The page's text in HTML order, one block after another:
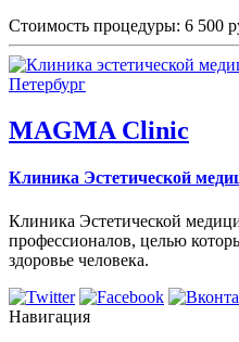
Стоимость процедуры: 6 500
MAGMA Clinic
Клиника Эстетической
Клиника Эстетической
профессионалов, целью
здоровье человека.
Навигация